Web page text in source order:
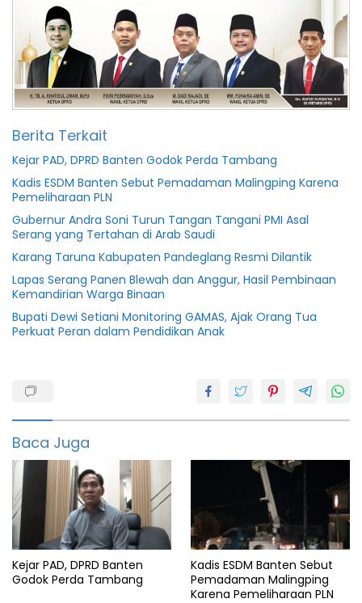
Berita Terkait
Kejar PAD, DPRD Banten Godok Perda Tambang
Kadis ESDM Banten Sebut Pemadaman Malingping Karena
Pemeliharaan PLN
Gubernur Andra Soni Turun Tangan Tangani PMI Asal
Serang yang Tertahan di Arab Saudi
Karang Taruna Kabupaten Pandeglang Resmi Dilantik
Lapas Serang Panen Blewah dan Anggur, Hasil Pembinaan
Kemandirian Warga Binaan
Bupati Dewi Setiani Monitoring GAMAS, Ajak Orang Tua
Perkuat Peran dalam Pendidikan Anak
Kabupaten
Menko
Penghargaan
serang
Baca Juga
Kejar PAD, DPRD Banten
Godok Perda Tambang
Kadis ESDM Banten Sebut
Pemadaman Malingping
Karena Pemeliharaan PLN